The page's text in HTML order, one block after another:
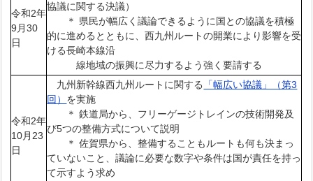
令和2年
9月30
日
協議に関する決議）
＊ 県民が幅広く議論できるように国との協議を積極
的に進めるとともに、西九州ルートの開業により影響を受
ける長崎本線沿
線地域の振興に尽力するよう強く要請する
令和2年
10月23
日
九州新幹線西九州ルートに関する
「幅広い協議」（第3
回） を実施
＊ 鉄道局から、フリーゲージトレインの技術開発及
び5つの整備方式について説明
＊ 佐賀県から、整備することもルートも何も決まっ
ていないこと、議論に必要な数字や条件は国が責任を持っ
て示すよう求め